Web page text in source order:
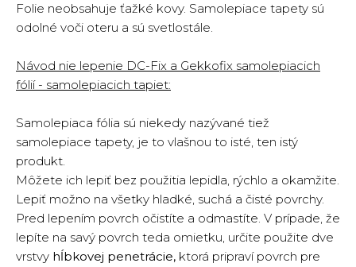
Folie neobsahuje ťažké kovy. Samolepiace tapety sú
odolné voči oteru a sú svetlostále.
Návod nie lepenie DC-Fix a Gekkofix samolepiacich
fólií - samolepiacich tapiet:
Samolepiaca fólia sú niekedy nazývané tiež
samolepiace tapety, je to vlašnou to isté, ten istý
produkt.
Môžete ich lepiť bez použitia lepidla, rýchlo a okamžite.
Lepiť možno na všetky hladké, suchá a čisté povrchy.
Pred lepením povrch očistíte a odmastíte. V prípade, že
lepíte na savý povrch teda omietku, určite použite dve
vrstvy hĺbkovej penetrácie, ktorá pripraví povrch pre